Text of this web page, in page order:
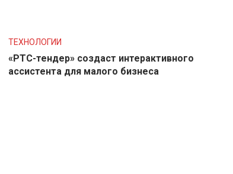
ТЕХНОЛОГИИ
«РТС-тендер» создаст интерактивного
ассистента для малого бизнеса